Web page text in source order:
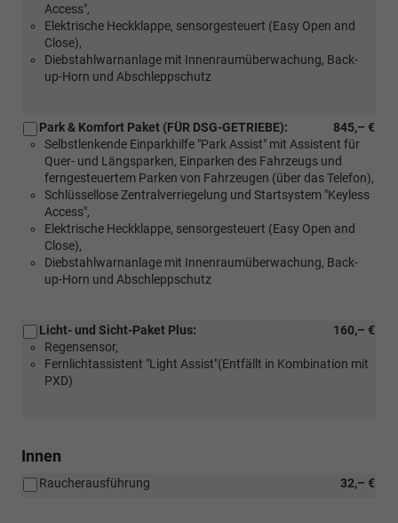
Access",
Elektrische Heckklappe, sensorgesteuert (Easy Open and
Close),
Diebstahlwarnanlage mit Innenraumüberwachung, Back-
up-Horn und Abschleppschutz
845,– €
Park & Komfort Paket (FÜR DSG-GETRIEBE):
Selbstlenkende Einparkhilfe "Park Assist" mit Assistent für
Quer- und Längsparken, Einparken des Fahrzeugs und
ferngesteuertem Parken von Fahrzeugen (über das Telefon),
Schlüssellose Zentralverriegelung und Startsystem "Keyless
Access",
Elektrische Heckklappe, sensorgesteuert (Easy Open and
Close),
Diebstahlwarnanlage mit Innenraumüberwachung, Back-
up-Horn und Abschleppschutz
160,– €
Licht- und Sicht-Paket Plus:
Regensensor,
Fernlichtassistent "Light Assist"(Entfällt in Kombination mit
PXD)
Innen
32,– €
Raucherausführung